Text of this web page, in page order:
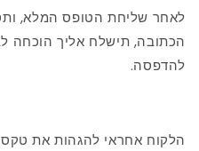
לאחר שליחת הטופס המלא,
הכתובה, תישלח אליך הוכחה
להדפסה.
הלקוח אחראי להגהות את